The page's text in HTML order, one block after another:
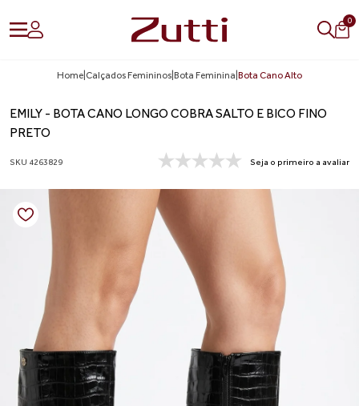
0
Home Calçados Femininos Bota Feminina Bota Cano Alto
EMILY - BOTA CANO LONGO COBRA SALTO E BICO FINO
PRETO
SKU 4263829 Seja o primeiro a avaliar